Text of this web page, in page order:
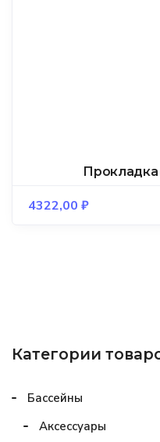
Прокладка
4322,00 ₽
Категории
Бассейны
Аксессуары